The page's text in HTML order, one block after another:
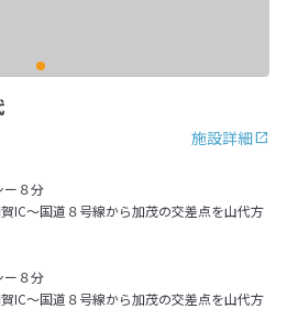
施設詳細
ー８分
IC～国道８号線から加茂の交差点を山代方
ー８分
IC～国道８号線から加茂の交差点を山代方